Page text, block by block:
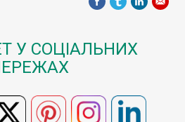
У СОЦІАЛЬНИХ